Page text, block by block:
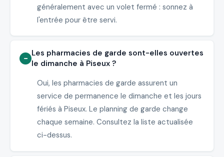
généralement avec un volet fermé : sonnez à
l'entrée pour être servi.
Les pharmacies de garde sont-elles ouvertes
le dimanche à Piseux ?
Oui, les pharmacies de garde assurent un
service de permanence le dimanche et les jours
fériés à Piseux. Le planning de garde change
chaque semaine. Consultez la liste actualisée
ci-dessus.